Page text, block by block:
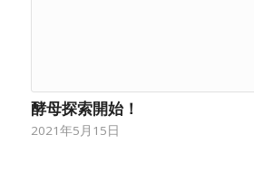
酵母探索開始！
2021年5月15日